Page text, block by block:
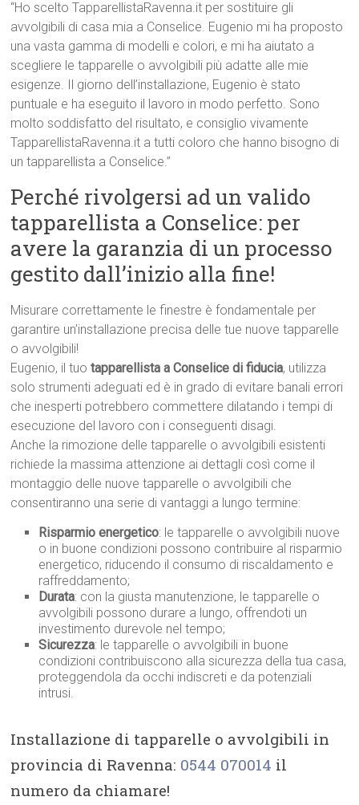
“Ho scelto TapparellistaRavenna.it per sostituire gli
avvolgibili di casa mia a Conselice. Eugenio mi ha proposto
una vasta gamma di modelli e colori, e mi ha aiutato a
scegliere le tapparelle o avvolgibili più adatte alle mie
esigenze. Il giorno dell’installazione, Eugenio è stato
puntuale e ha eseguito il lavoro in modo perfetto. Sono
molto soddisfatto del risultato, e consiglio vivamente
TapparellistaRavenna.it a tutti coloro che hanno bisogno di
un tapparellista a Conselice.”
Perché rivolgersi ad un valido
tapparellista a Conselice: per
avere la garanzia di un processo
gestito dall’inizio alla fine!
Misurare correttamente le finestre è fondamentale per
garantire un’installazione precisa delle tue nuove tapparelle
o avvolgibili!
Eugenio, il tuotapparellista a Conselice di fiducia, utilizza
solo strumenti adeguati ed è in grado di evitare banali errori
che inesperti potrebbero commettere dilatando i tempi di
esecuzione del lavoro con i conseguenti disagi.
Anche la rimozione delle tapparelle o avvolgibili esistenti
richiede la massima attenzione ai dettagli così come il
montaggio delle nuove tapparelle o avvolgibili che
consentiranno una serie di vantaggi a lungo termine:
Risparmio energetico: le tapparelle o avvolgibili nuove
o in buone condizioni possono contribuire al risparmio
energetico, riducendo il consumo di riscaldamento e
raffreddamento;
Durata: con la giusta manutenzione, le tapparelle o
avvolgibili possono durare a lungo, offrendoti un
investimento durevole nel tempo;
Sicurezza: le tapparelle o avvolgibili in buone
condizioni contribuiscono alla sicurezza della tua casa,
proteggendola da occhi indiscreti e da potenziali
intrusi.
Installazione di tapparelle o avvolgibili in
provincia di Ravenna: 0544 070014 il
numero da chiamare!